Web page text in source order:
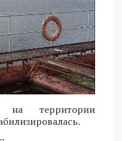
на территории